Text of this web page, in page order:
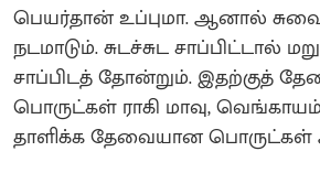
பெயர்தான் உப்புமா. ஆனால்
நடமாடும். சுடச்சுட சாப்பிட்டால்
சாப்பிடத் தோன்றும். இதற்குத்
பொருட்கள் ராகி மாவு,
தாளிக்க தேவையான